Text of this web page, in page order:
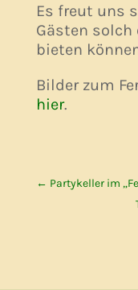
Es freut uns
Gästen
bieten
Bilder zum
hier.
← Partykeller im